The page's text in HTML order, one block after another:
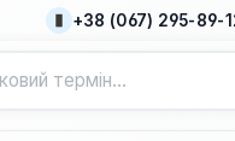
+38 (067) 295-89-